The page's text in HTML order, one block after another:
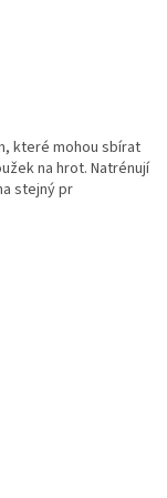
které mohou sbírat
na hrot. Natrénují
stejný pr